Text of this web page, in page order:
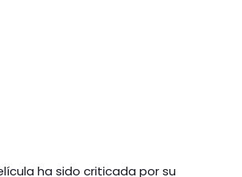
ha sido criticada por su